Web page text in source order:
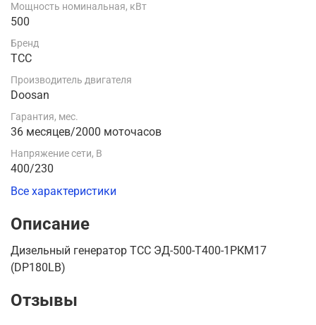
Мощность номинальная, кВт
500
Бренд
ТСС
Производитель двигателя
Doosan
Гарантия, мес.
36 месяцев/2000 моточасов
Напряжение сети, В
400/230
Все характеристики
Описание
Дизельный генератор ТСС ЭД-500-Т400-1РКМ17
(DP180LB)
Отзывы